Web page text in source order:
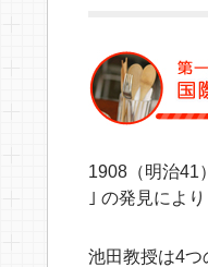
1908（明治41
｣ の発見によ
池田教授は4つ